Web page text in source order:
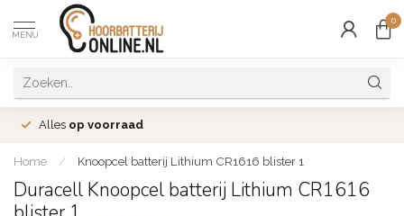
MENU
0
Alles op voorraad
Home / Knoopcel batterij Lithium CR1616 blister 1
Duracell Knoopcel batterij Lithium CR1616